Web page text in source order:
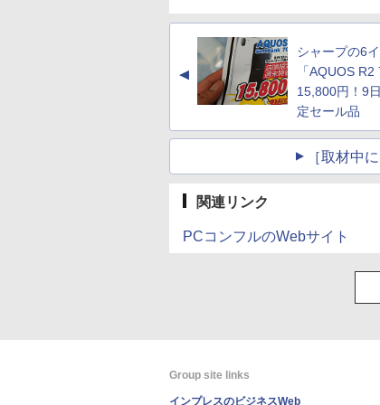
▲
シャープの6
「AQUOS
15,800円！9
定セール品
［取材中
関連リンク
PCコンフルのWebサイト
Group site links
インプレスのビジネスWeb